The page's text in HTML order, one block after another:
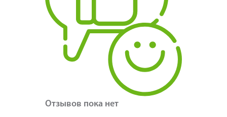
Отзывов пока нет